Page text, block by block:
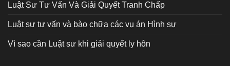
Luật Sư Tư Vấn Và Giải Quyết Tranh Chấp
Luật sư tư vấn và bào chữa các vụ án Hình sự
Vì sao cần Luật sư khi giải quyết ly hôn